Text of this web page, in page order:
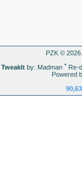
PZK ©
TweakItby: Madman ˇRe-
Powered